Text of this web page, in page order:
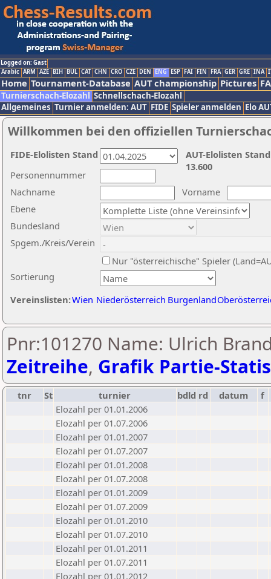
Logged on: Gast
Arabic ARM AZE BIH BUL CAT CHN CRO CZE DEN ENG ESP FAI FIN FRA GER GRE INA
Home Tournament-Database AUT championship Pictures
Turnierschach-Elozahl Schnellschach-Elozahl
Allgemeines Turnier anmelden: AUT FIDE Spieler anmelden Elo
Willkommen bei den offiziellen
Nachname
Vorname
Ebene
Sortierung
Personennummer
Bundesland
Spgem./Kreis/Verein
Nur "österreichische" Spieler
Vereinslisten:Wien Niederösterreich Burgenland
AUT-Elolisten
13.600
FIDE-Elolisten Stand
Pnr:101270 Name: Ulrich
Zeitreihe, Grafik Partie-
tnr St turnier bdld rd datum
f
Elozahl per 01.01.2006
Elozahl per 01.07.2006
Elozahl per 01.01.2007
Elozahl per 01.07.2007
Elozahl per 01.01.2008
Elozahl per 01.07.2008
Elozahl per 01.01.2009
Elozahl per 01.07.2009
Elozahl per 01.01.2010
Elozahl per 01.07.2010
Elozahl per 01.01.2011
Elozahl per 01.07.2011
Elozahl per 01.01.2012